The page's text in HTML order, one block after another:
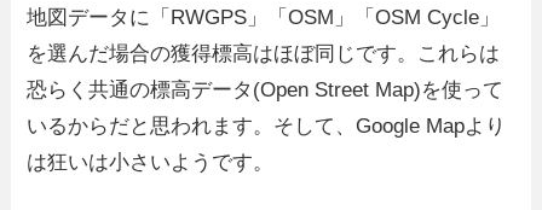
地図データに「RWGPS」「OSM」「OSM Cycle」
を選んだ場合の獲得標高はほぼ同じです。これらは
恐らく共通の標高データ(Open Street Map)を使って
いるからだと思われます。そして、Google Mapより
は狂いは小さいようです。